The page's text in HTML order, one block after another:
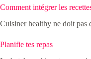
Comment intégrer les
Cuisiner healthy ne doit pas
Planifie tes repas